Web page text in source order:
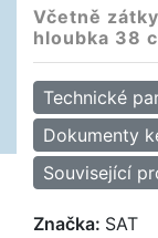
Včetně
hloubka 38
Technické
Dokumenty
Související
Značka: SAT